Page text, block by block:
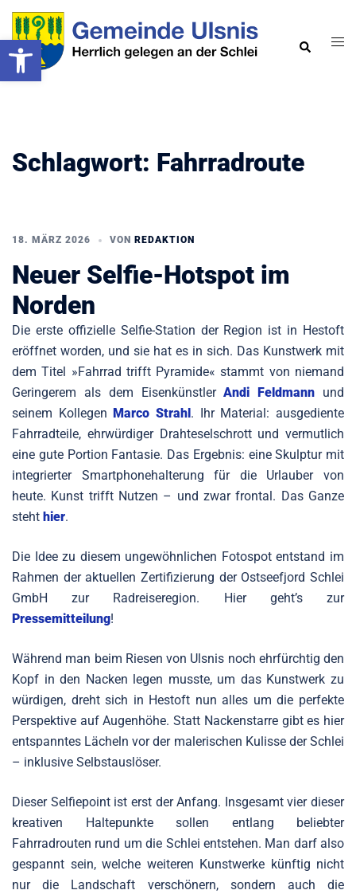
Zum
Inhalt
springen
Suche
Schlagwort: Fahrradroute
18. MÄRZ 2026 VON REDAKTION
Neuer Selfie-Hotspot im
Norden
Die erste offizielle Selfie-Station der Region ist in Hestoft
eröffnet worden, und sie hat es in sich. Das Kunstwerk mit
dem Titel »Fahrrad trifft Pyramide« stammt von niemand
Geringerem als dem EisenkünstlerAndi Feldmann und
seinem KollegenMarco Strahl. Ihr Material: ausgediente
Fahrradteile, ehrwürdiger Drahteselschrott und vermutlich
eine gute Portion Fantasie. Das Ergebnis: eine Skulptur mit
integrierter Smartphonehalterung für die Urlauber von
heute. Kunst trifft Nutzen – und zwar frontal. Das Ganze
steht hier.
Die Idee zu diesem ungewöhnlichen Fotospot entstand im
Rahmen der aktuellen Zertifizierung der Ostseefjord Schlei
GmbH zur Radreiseregion. Hier geht’s zur
Pressemitteilung!
Während man beim Riesen von Ulsnis noch ehrfürchtig den
Kopf in den Nacken legen musste, um das Kunstwerk zu
würdigen, dreht sich in Hestoft nun alles um die perfekte
Perspektive auf Augenhöhe. Statt Nackenstarre gibt es hier
entspanntes Lächeln vor der malerischen Kulisse der Schlei
– inklusive Selbstauslöser.
Dieser Selfiepoint ist erst der Anfang. Insgesamt vier dieser
kreativen Haltepunkte sollen entlang beliebter
Fahrradrouten rund um die Schlei entstehen. Man darf also
gespannt sein, welche weiteren Kunstwerke künftig nicht
nur die Landschaft verschönern, sondern auch die
Werkzeugleiste öffnen